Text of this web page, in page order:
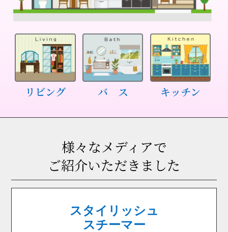
リビング バ ス キッチン
様々なメディアで
ご紹介いただきました
スタイリッシュ
スチーマー